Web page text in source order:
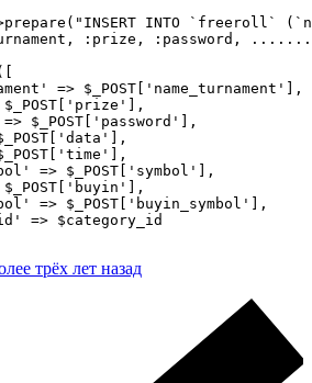
INTO `freeroll`
:prize, :password,
=> $_POST['name_turnament'],
$_POST['password'],
=> $_POST['symbol'],
=> $_POST['buyin_symbol'],
=> $category_id
трёх лет назад